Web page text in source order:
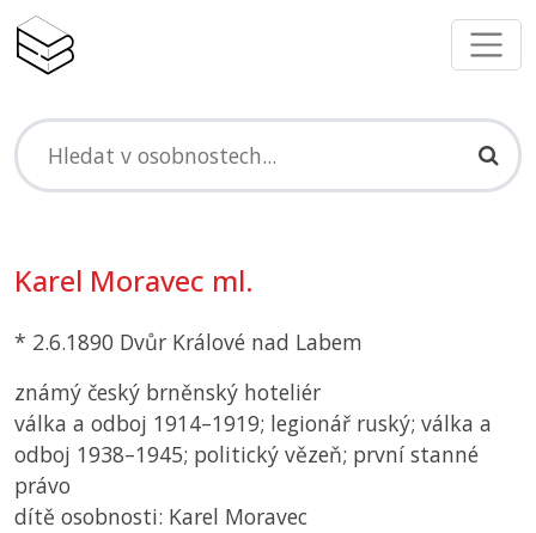
Karel Moravec ml.
* 2.6.1890 Dvůr Králové nad Labem
známý český brněnský hoteliér
válka a odboj 1914–1919; legionář ruský; válka a
odboj 1938–1945; politický vězeň; první stanné
právo
dítě osobnosti: Karel Moravec